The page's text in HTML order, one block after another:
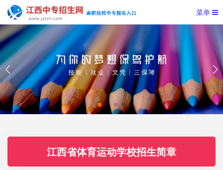
菜单
江西省体育运动学校招生简章